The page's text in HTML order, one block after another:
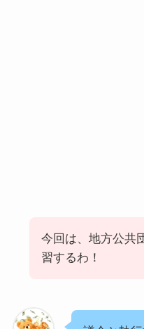
今回は、地方公共
習するわ！